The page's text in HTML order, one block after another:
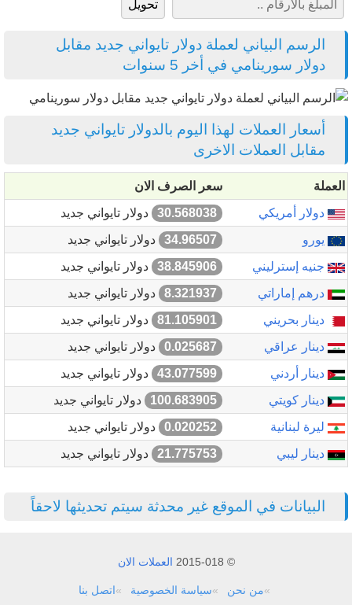
الرسم البياني لعملة دولار تايواني جديد مقابل
دولار سورينامي في أخر 5 سنوات
أسعار العملات لهذا اليوم بالدولار تايواني جديد
مقابل العملات الاخرى
العملة
سعر الصرف الان
دولار أمريكي
30.568038
دولار تايواني جديد
يورو
34.96507
دولار تايواني جديد
جنيه إسترليني
38.845906
دولار تايواني جديد
درهم إماراتي
8.321937
دولار تايواني جديد
دينار بحريني
81.105901
دولار تايواني جديد
دينار عراقي
0.025687
دولار تايواني جديد
دينار أردني
43.077599
دولار تايواني جديد
دينار كويتي
100.683905
دولار تايواني جديد
ليرة لبنانية
0.020252
دولار تايواني جديد
دينار ليبي
21.775753 دولار تايواني جديد
البيانات في الموقع غير محدثة سيتم تحديثها لاحقاً
© 2015-018 العملات الان
من نحن سياسة الخصوصية
اتصل بنا